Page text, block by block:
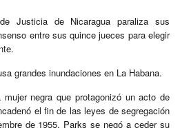
Justicia de Nicaragua paraliza sus
entre sus quince jueces para elegir
grandes inundaciones en La Habana.
negra que protagonizó un acto de
el fin de las leyes de segregación
de 1955, Parks se negó a ceder su